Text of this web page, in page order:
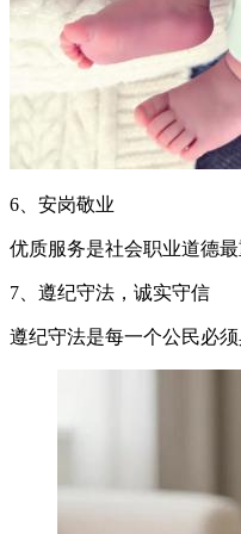
6、安岗敬业
优质服务是社会职业道德
7、遵纪守法，诚实守信
遵纪守法是每一个公民必